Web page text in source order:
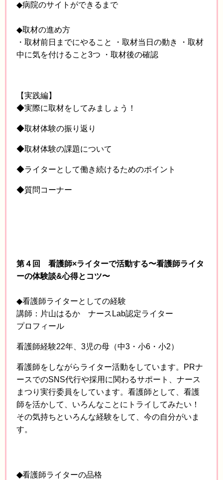
◆病院のサイトができるまで
◆取材の進め方
・取材前日までにやること ・取材当日の動き ・取材
中に気を付けること3つ ・取材後の確認
【実践編】
◆実際に取材をしてみましょう！
◆取材体験の振り返り
◆取材体験の課題について
◆ライターとして働き続けるためのポイント
◆質問コーナー
第４回 看護師×ライターで活動する〜看護師ライタ
ーの体験談&心得とコツ〜
◆看護師ライターとしての経験
講師：片山はるか ナースLab認定ライター
プロフィール
看護師経験22年、3児の母（中3・小6・小2）
看護師をしながらライター活動をしています。PRナ
ースでのSNS代行や採用に関わるサポート、ナース
まつり実行委員をしています。看護師として、看護
師を活かして、いろんなことにトライしてみたい！
その気持ちといろんな経験をして、今の自分がいま
す。
◆看護師ライターの品格